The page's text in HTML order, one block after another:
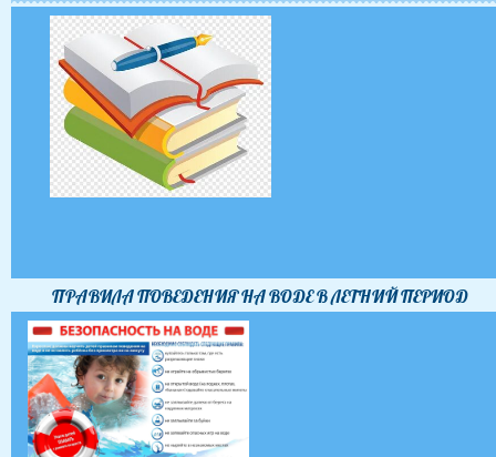
ПРАВИЛА ПОВЕДЕНИЯ НА ВОДЕ В ЛЕТНИЙ ПЕРИОД